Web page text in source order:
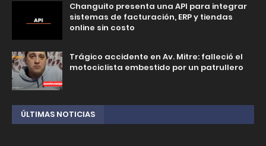
Changuito presenta una API para integrar
sistemas de facturación, ERP y tiendas
online sin costo
Trágico accidente en Av. Mitre: falleció el
motociclista embestido por un patrullero
ÚLTIMAS NOTICIAS